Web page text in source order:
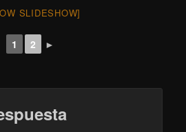
SLIDESHOW]
1 2 ►